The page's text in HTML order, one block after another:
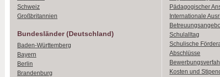
Schweiz
Großbritannien
Bundesländer (Deutschland)
Baden-Württemberg
Bayern
Berlin
Brandenburg
Pädagogischer
Internationale
Schulalltag
Schulische
Abschlüsse
Kosten und